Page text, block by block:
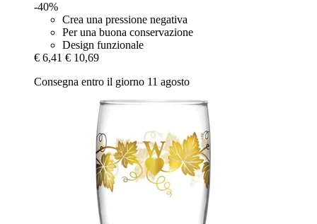
-40%
Crea una pressione negativa
Per una buona conservazione
Design funzionale
€ 6,41 € 10,69
Consegna entro il giorno 11 agosto